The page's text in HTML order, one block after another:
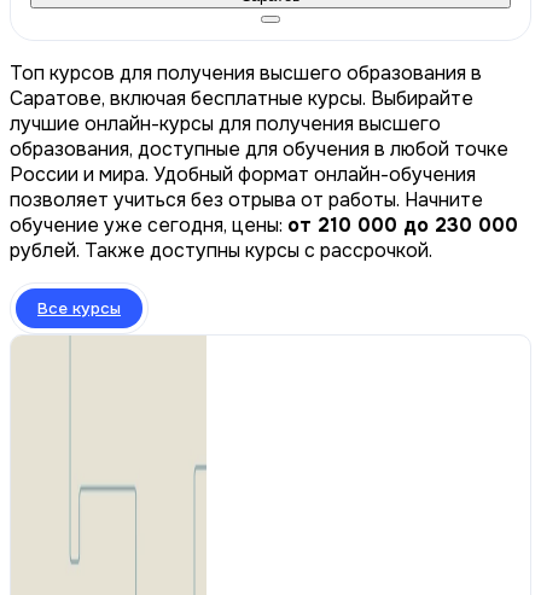
Топ курсов для получения высшего образования в
Саратове, включая бесплатные курсы. Выбирайте
лучшие онлайн-курсы для получения высшего
образования, доступные для обучения в любой точке
России и мира. Удобный формат онлайн-обучения
позволяет учиться без отрыва от работы. Начните
обучение уже сегодня, цены: от 210 000 до 230 000
рублей. Также доступны курсы с рассрочкой.
Все курсы